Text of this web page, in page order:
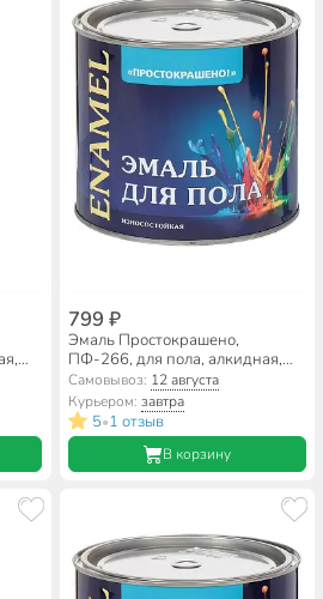
799 ₽
Эмаль Простокрашено,
ПФ-266, для пола, алкидная,
золотисто-коричневая, 1.9 кг
Самовывоз: 12 августа
Курьером: завтра
5•1 отзыв
В корзину